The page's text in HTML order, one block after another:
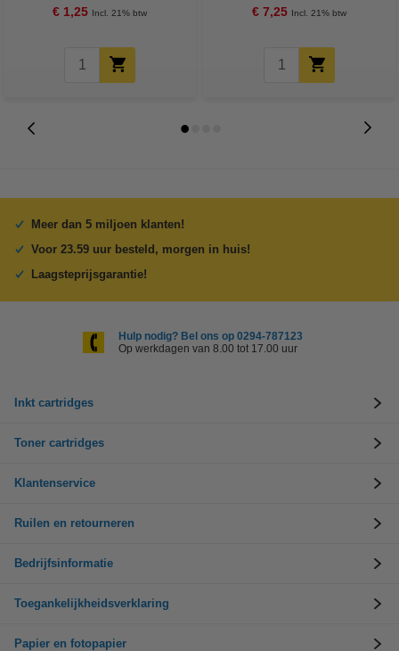
€ 1,25 Incl. 21% btw € 7,25 Incl. 21% btw
Meer dan 5 miljoen klanten!
Voor 23.59 uur besteld, morgen in huis!
Laagsteprijsgarantie!
Hulp nodig? Bel ons op 0294-787123
Op werkdagen van 8.00 tot 17.00 uur
Inkt cartridges
Toner cartridges
Klantenservice
Ruilen en retourneren
Bedrijfsinformatie
Toegankelijkheidsverklaring
Papier en fotopapier